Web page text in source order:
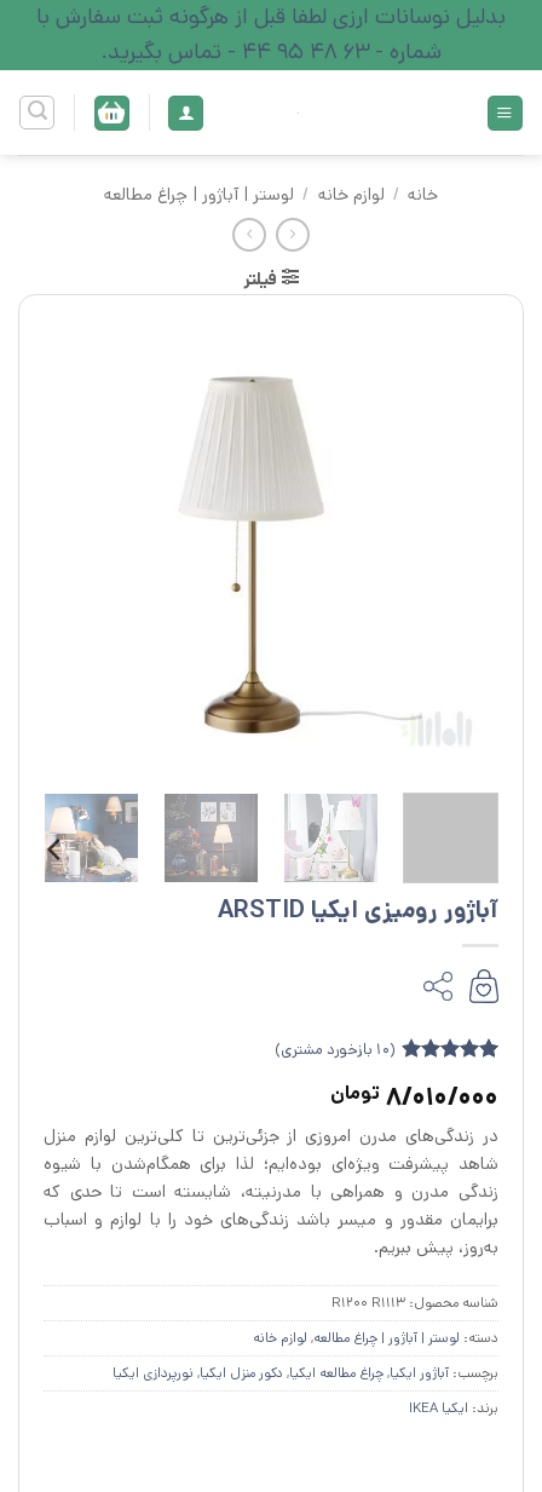
content
بدلیل نوسانات ارزی لطفا قبل از هرگونه ثبت سفارش با
شماره - 63 48 95 44 - تماس بگیرید.
خانه / لوازم خانه / لوستر | آباژور | چراغ مطالعه
فیلتر
آباژور رومیزی ایکیا ARSTID
4.87
از 5
امتیازدهی
مشتری
(
10 بازخورد مشتری)
8/010/000 تومان
در زندگی‌های مدرن امروزی از جزئی‌ترین تا کلی‌ترین لوازم منزل
شاهد پیشرفت ویژه‌ای بوده‌ایم؛ لذا برای همگام‌شدن با شیوه
زندگی مدرن و همراهی با مدرنیته، شایسته است تا حدی‌ که
برایمان مقدور و میسر باشد زندگی‌های خود را با لوازم و اسباب
به‌روز، پیش ببریم.
شناسه محصول: R1200 R1113
دسته: لوستر | آباژور | چراغ مطالعه, لوازم خانه
برچسب: آباژور ایکیا,چراغ مطالعه ایکیا, دکور منزل ایکیا, نورپردازی ایکیا
برند: ایکیا IKEA